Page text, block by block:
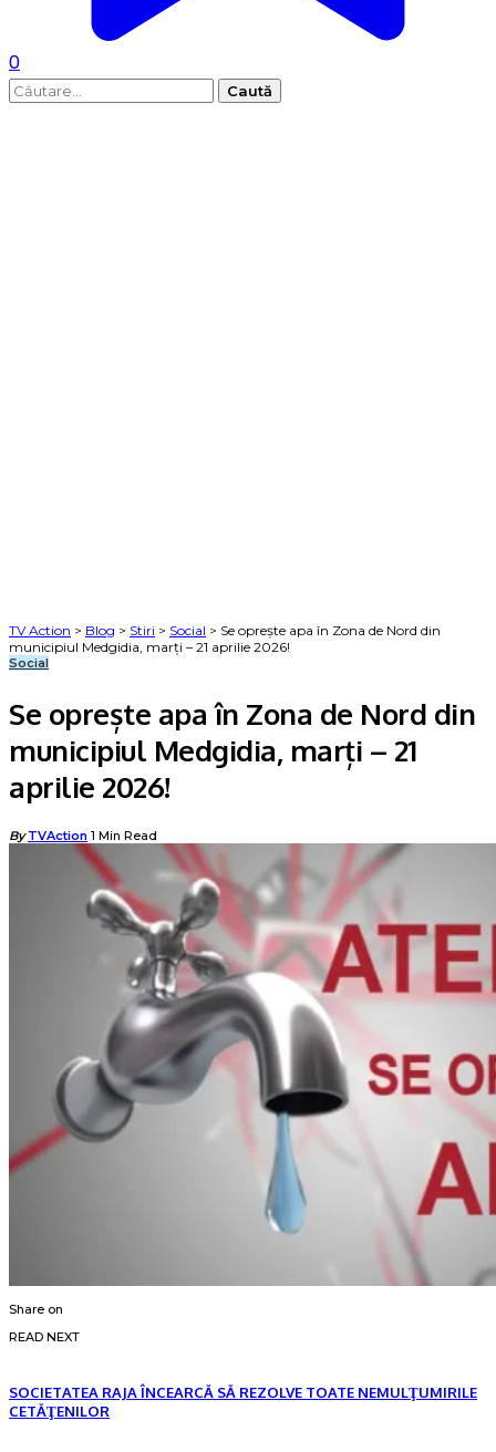
0
Caută
TV Action > Blog > Stiri > Social > Se oprește apa în Zona de Nord din
municipiul Medgidia, marți – 21 aprilie 2026!
Social
Se oprește apa în Zona de Nord din
municipiul Medgidia, marți – 21
aprilie 2026!
Posted
ByTVAction 1 Min Read
Share on
READ NEXT
SOCIETATEA RAJA ÎNCEARCĂ SĂ REZOLVE TOATE NEMULŢUMIRILE
CETĂŢENILOR